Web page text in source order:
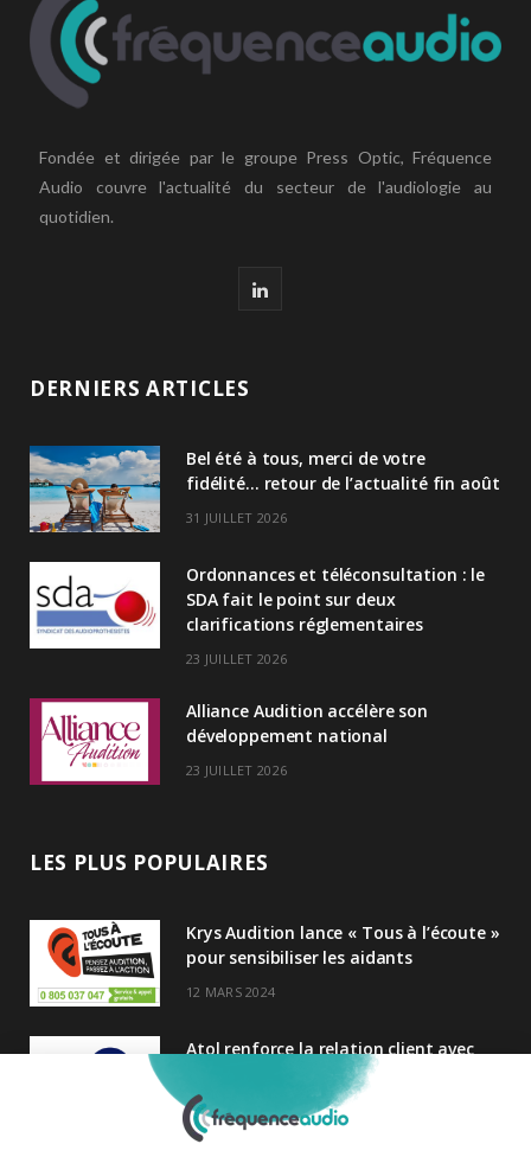
Fondée et dirigée par le groupe Press Optic, Fréquence
Audio couvre l'actualité du secteur de l'audiologie au
quotidien.
L
e
n
DERNIERS ARTICLES
Bel été à tous, merci de votre
fidélité… retour de l’actualité fin août
31 JUILLET 2026
Ordonnances et téléconsultation : le
SDA fait le point sur deux
clarifications réglementaires
23 JUILLET 2026
Alliance Audition accélère son
développement national
23 JUILLET 2026
LES PLUS POPULAIRES
Krys Audition lance « Tous à l’écoute »
pour sensibiliser les aidants
12 MARS 2024
Atol renforce la relation client avec
une nouvelle campagne axée sur la
satisfaction
25 FÉVRIER 2025